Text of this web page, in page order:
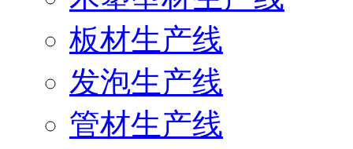
板材生产线
发泡生产线
管材生产线